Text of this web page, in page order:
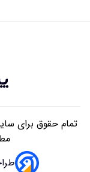
تمام حقوق برای